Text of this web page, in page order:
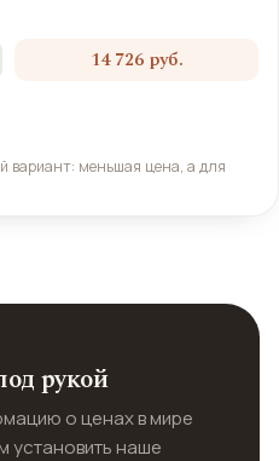
14 726 руб.
вариант: меньшая цена, а для
рукой
о ценах в мире
установить наше